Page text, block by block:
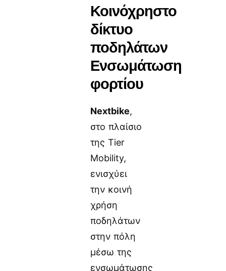
Κοινόχρηστο
δίκτυο
ποδηλάτων
Ενσωμάτωση
φορτίου
Nextbike,
στο πλαίσιο
της Tier
Mobility,
ενισχύει
την κοινή
χρήση
ποδηλάτων
στην πόλη
μέσω της
ενσωμάτωσης